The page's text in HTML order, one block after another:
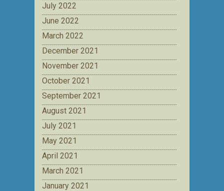
July 2022
June 2022
March 2022
December 2021
November 2021
October 2021
September 2021
August 2021
July 2021
May 2021
April 2021
March 2021
January 2021